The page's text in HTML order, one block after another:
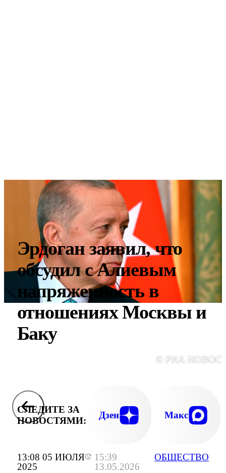
13:08 05 ИЮЛЯ
2025
15:39
13.05.2026
ОБЩЕСТВО
Эрдоган заявил, что
обсудил с Алиевым
напряженность в
отношениях Москвы и
Баку
© РИА
СЛЕДИТЕ ЗА
НОВОСТЯМИ:
Дзен Макс